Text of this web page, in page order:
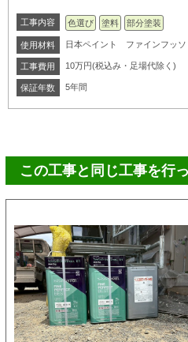
工事内容 色選び 塗料 部分塗装
使用材料 日本ペイント ファインフッソ
工事費用 10万円(税込み・足場代除く)
保証年数 5年間
この工事と同じ工事を行